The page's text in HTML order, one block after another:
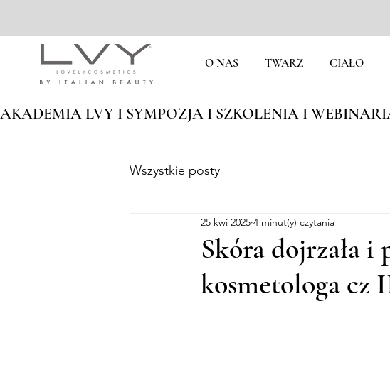
O NAS TWARZ CIAŁO
AKADEMIA LVY I SYMPOZJA I SZKOLENIA I
Wszystkie posty
Skóra dojrzała
kosmetologa cz
25 kwi 2025 4 minut(y) czytania